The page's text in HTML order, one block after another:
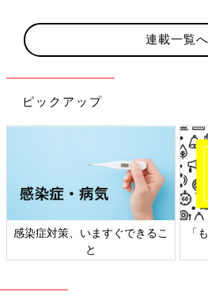
連載一覧へ
ピックアップ
感染症対策、いますぐできるこ
と
「